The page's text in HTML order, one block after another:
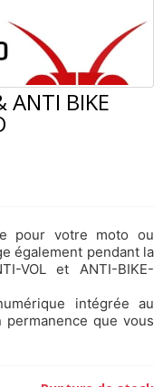
ANTI BIKE
pour votre moto ou
également pendant la
VOL et ANTI-BIKE-
intégrée au
que vous